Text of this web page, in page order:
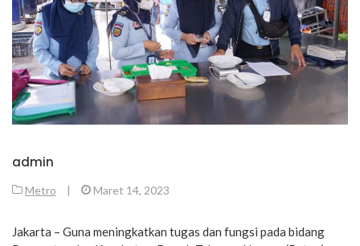
admin
Metro | Maret 14, 2023
Jakarta – Guna meningkatkan tugas dan fungsi pada bidang